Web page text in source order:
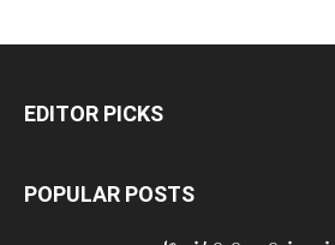
EDITOR PICKS
POPULAR POSTS